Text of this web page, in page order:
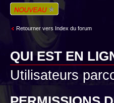
Écrire un nouveau
sujet
Retourner vers Index du forum
QUI EST EN
Utilisateurs